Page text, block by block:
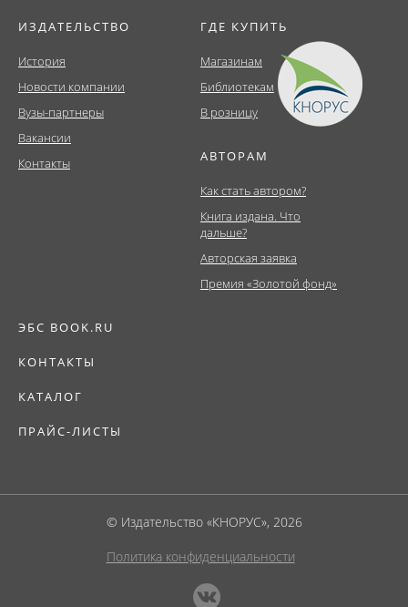
ИЗДАТЕЛЬСТВО
История
Новости компании
Вузы-партнеры
Вакансии
Контакты
ГДЕ КУПИТЬ
Магазинам
Библиотекам
В розницу
АВТОРАМ
Как стать автором?
Книга издана. Что
дальше?
Авторская заявка
Премия «Золотой фонд»
ЭБС BOOK.RU
КОНТАКТЫ
КАТАЛОГ
ПРАЙС-ЛИСТЫ
© Издательство «КНОРУС», 2026
Политика конфиденциальности